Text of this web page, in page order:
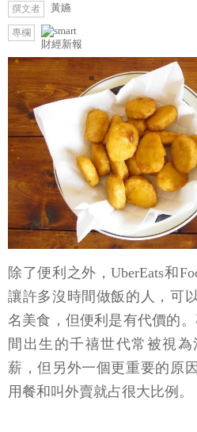
撰文者 黃嬿
專欄
財經新報
除了便利之外，UberEats和
讓許多沒時間做飯的人，可
名美食，但便利是有代價的
間出生的千禧世代常被視
薪，但另外一個更重要的原
用餐和叫外賣就占很大比例。